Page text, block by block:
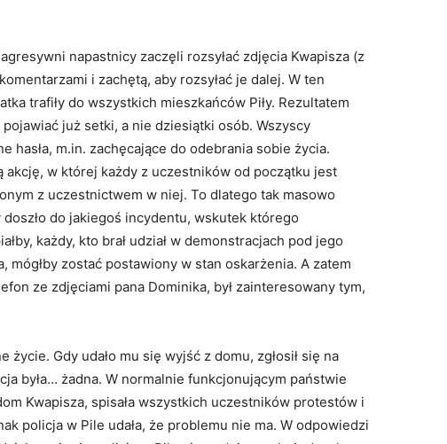
napastnicy zaczęli rozsyłać zdjęcia Kwapisza (z
i zachętą, aby rozsyłać je dalej. W ten
trafiły do wszystkich mieszkańców Piły. Rezultatem
już setki, a nie dziesiątki osób. Wszyscy
hasła, m.in. zachęcające do odebrania sobie życia.
akcję, w której każdy z uczestników od początku jest
z uczestnictwem w niej. To dlatego tak masowo
do jakiegoś incydentu, wskutek którego
każdy, kto brał udział w demonstracjach pod jego
mógłby zostać postawiony w stan oskarżenia. A zatem
ze zdjęciami pana Dominika, był zainteresowany tym,
życie. Gdy udało mu się wyjść z domu, zgłosił się na
była… żadna. W normalnie funkcjonującym państwie
Kwapisza, spisała wszystkich uczestników protestów i
policja w Pile udała, że problemu nie ma. W odpowiedzi